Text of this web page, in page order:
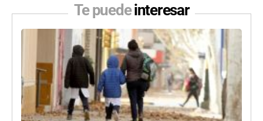
Te puedeinteresar